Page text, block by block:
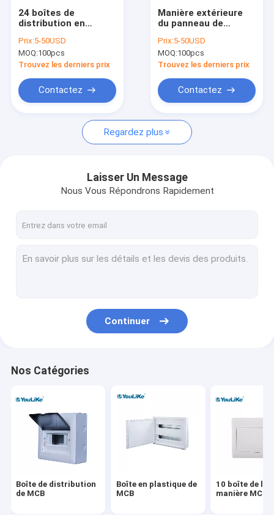
Nouvelles
Cas
Boîte de distribution de MCB
10 boîte de la manière MCB
Boîte monophasé MCB
Boîte de distribution affleurante de bâti
Alimentation électrique extérieur
Boîte équipotentielle
24 boîtes de
distribution en
imperméable
extérieure du
courant électrique
Prix:5-50USD
MOQ:100pcs
Trouvez les derniers prix
Contactez
Manière extérieure
du panneau de
12
Prix:5-50USD
MOQ:100pcs
Trouvez les derniers prix
Contactez
Regardez plus
Laisser Un Message
Nous Vous Répondrons Rapidement
Continuer
Nos Catégories
Boîte de distribution
de MCB
Boîte en plastique de
MCB
10 boîte de la
manière MCB